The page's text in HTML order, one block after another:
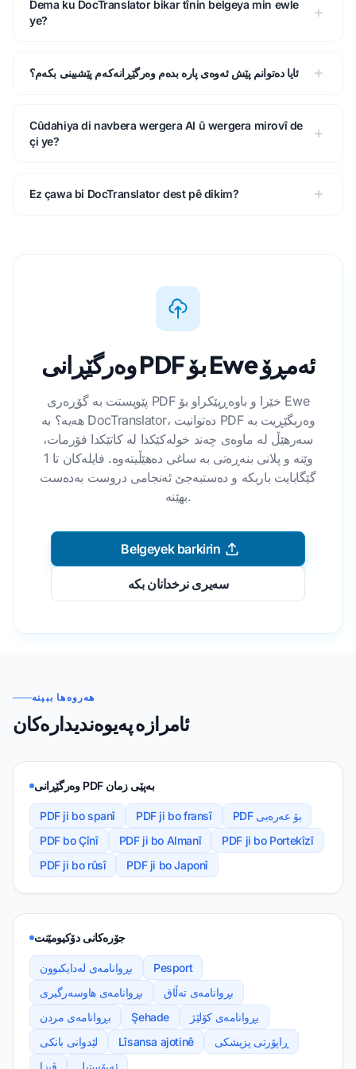
Dema ku DocTranslator bikar tînin belgeya min ewle
ye?
ئایا دەتوانم پێش ئەوەی پارە بدەم وەرگێڕانەکەم پێشبینی بکەم؟
Cûdahiya di navbera wergera AI û wergera mirovî de
çi ye?
Ez çawa bi DocTranslator dest pê dikim?
وەرگێڕانی PDF بۆ Ewe ئەمڕۆ
پێویستت بە گۆڕەری PDF خێرا و باوەڕپێکراو بۆ Ewe
هەیە؟ بە DocTranslator، دەتوانیت PDF وەربگێڕیت بە
سەرهێڵ لە ماوەی چەند خولەکێکدا لە کاتێکدا فۆرمات،
وێنە و پلانی بنەڕەتی بە ساغی دەهێڵیتەوە. فایلەکان تا 1
گێگابایت باربکە و دەستبەجێ ئەنجامی دروست بەدەست
بهێنە.
Belgeyek barkirin
سەیری نرخدانان بکە
هەروەها ببینە
ئامرازە پەیوەندیدارەکان
وەرگێڕانی PDF بەپێی زمان
PDF ji bo spanî PDF ji bo fransî
PDF بۆ عەرەبی
PDF bo Çînî
PDF ji bo Almanî
PDF ji bo Portekîzî
PDF ji bo rûsî
PDF ji bo Japonî
جۆرەکانی دۆکیومێنت
بڕوانامەی لەدایکبوون
Pesport
بڕوانامەی هاوسەرگیری
بڕوانامەی تەڵاق
بڕوانامەی مردن
Şehade
بڕوانامەی کۆلێژ
لێدوانی بانکی
Lîsansa ajotinê
ڕاپۆرتی پزیشکی
ڤیزا
ئەپۆستیل